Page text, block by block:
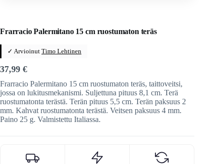
Frarracio Palermitano 15 cm ruostumaton teräs
✓ Arvioinut Timo Lehtinen
37,99 €
Frarracio Palermitano 15 cm ruostumaton teräs, taittoveitsi,
jossa on lukitusmekanismi. Suljettuna pituus 8,1 cm. Terä
ruostumatonta terästä. Terän pituus 5,5 cm. Terän paksuus 2
mm. Kahvat ruostumatonta terästä. Veitsen paksuus 4 mm.
Paino 25 g. Valmistettu Italiassa.